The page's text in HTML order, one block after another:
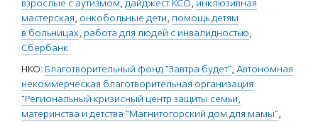
взрослые с аутизмом, дайджест КСО, инклюзивная
мастерская, онкобольные дети, помощь детям
в больницах, работа для людей с инвалидностью,
Сбербанк
НКО: Благотворительный фонд "Завтра будет", Автономная
некоммерческая благотворительная организация
"Региональный кризисный центр защиты семьи,
материнства и детства "Магнитогорский дом для мамы",